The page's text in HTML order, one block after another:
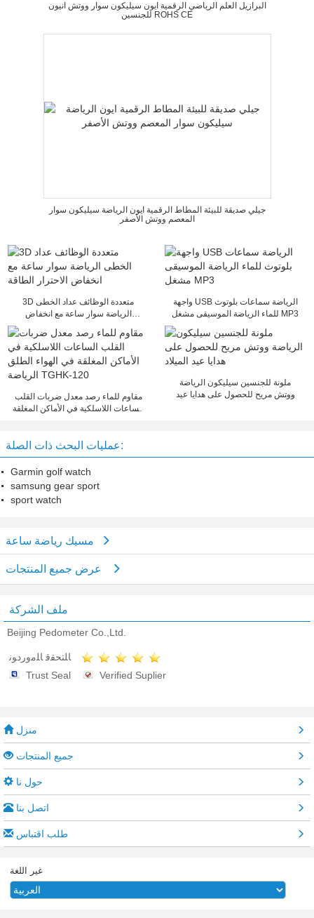
البرازيل العلم الرياضي الرقمية ايون سيليكون سوار ووتش انيون
للجنسين ROHS CE
جيلي صديقة للبيئة المطاط الرقمية ايون الرياضة سيليكون سوار
المعصم ووتش الأصفر
3D متعددة الوظائف عداد الخطى
الرياضة سوار ساعة مع انخفاض
واجهة USB الرياضة سماعات بلوتوث
للماء الرياضة الموسيقى مشغل MP3
مقاوم للماء رصد معدل ضربات القلب
الساعات اللاسلكية في الأماكن المغلقة
ملونة للجنسين سيليكون الرياضة
ووتش مريح للحصول على هدايا عيد
عمليات البحث ذات الصلة:
Garmin golf watch
samsung gear sport
sport watch
مسيك رياضة ساعة
ملف الشركة
Beijing Pedometer Co.,Ltd.
ﺎﻠﺘﺤﻘﻗ ﺎﻠﻣﻭﺭﺩﻮﻧ
Trust Seal
Verified Suplier
منزل
جميع المنتجات
حول نا
اتصل بنا
طلب اقتباس
غير اللغة